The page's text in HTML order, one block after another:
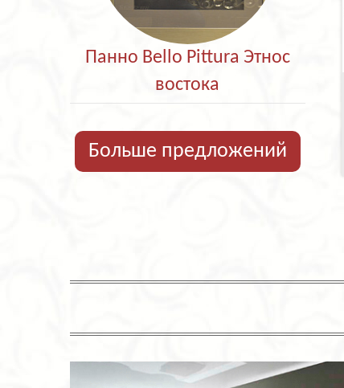
Панно Bello Pittura Этнос
востока
Больше предложений